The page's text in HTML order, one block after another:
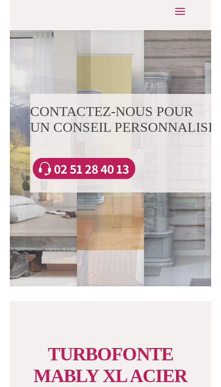
CONTACTEZ-NOUS POUR
UN CONSEIL PERSONNALISÉ
TURBOFONTE
MABLY XL ACIER